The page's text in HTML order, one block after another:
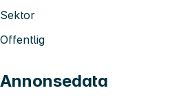
Sektor
Offentlig
Annonsedata